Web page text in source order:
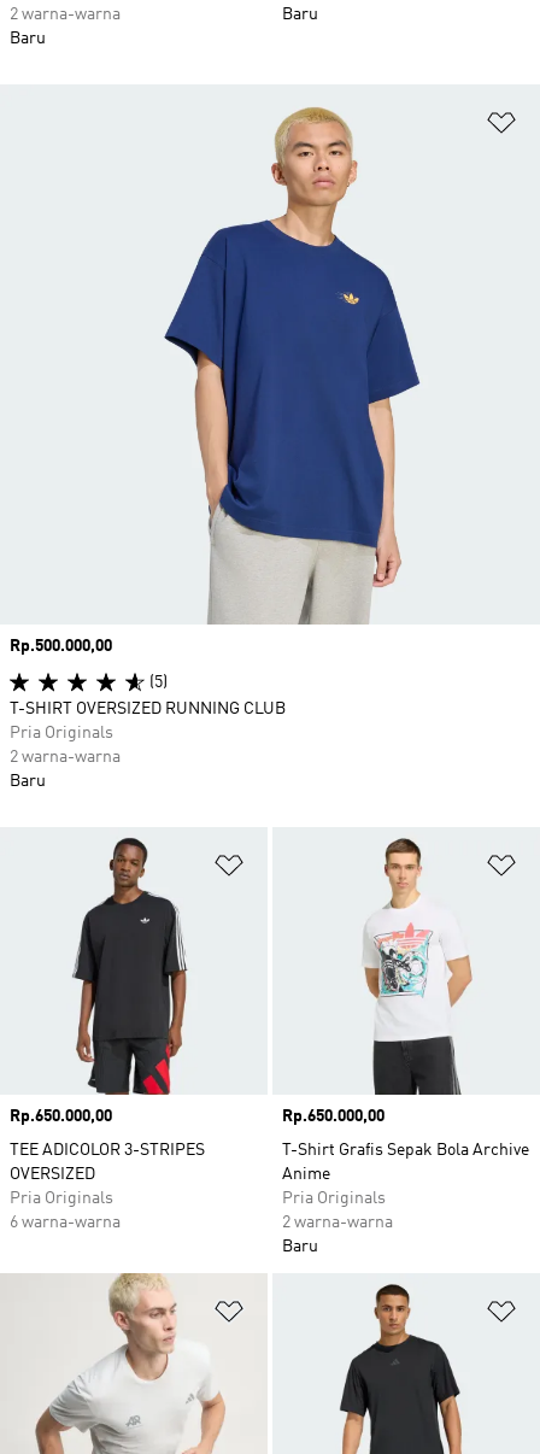
2 warna-warna
Baru
Baru
Tambahkan ke Wishlist
Harga
Rp.650.000,00
TEE ADICOLOR 3-STRIPES
OVERSIZED
Pria Originals
6 warna-warna
Harga
Rp.650.000,00
T-Shirt Grafis Sepak Bola Archive
Anime
Pria Originals
2 warna-warna
Baru
Tambahkan ke Wishlist
Harga
Rp.500.000,00
(5)
T-SHIRT OVERSIZED RUNNING CLUB
Pria Originals
2 warna-warna
Baru